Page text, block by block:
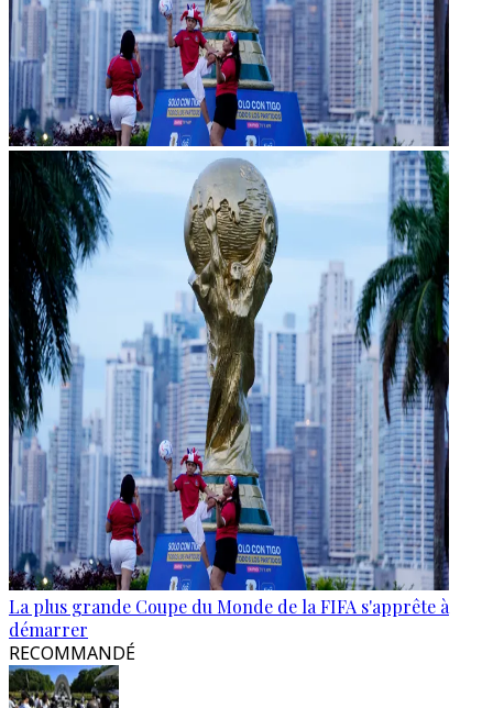
La plus grande Coupe du Monde de la FIFA s'apprête à
démarrer
RECOMMANDÉ